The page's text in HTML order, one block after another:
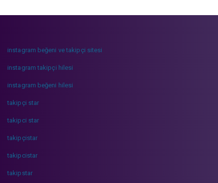
instagram beğeni ve takipçi sitesi
instagram takipçi hilesi
instagram beğeni hilesi
takipçi star
takipci star
takipçistar
takipcistar
takipstar